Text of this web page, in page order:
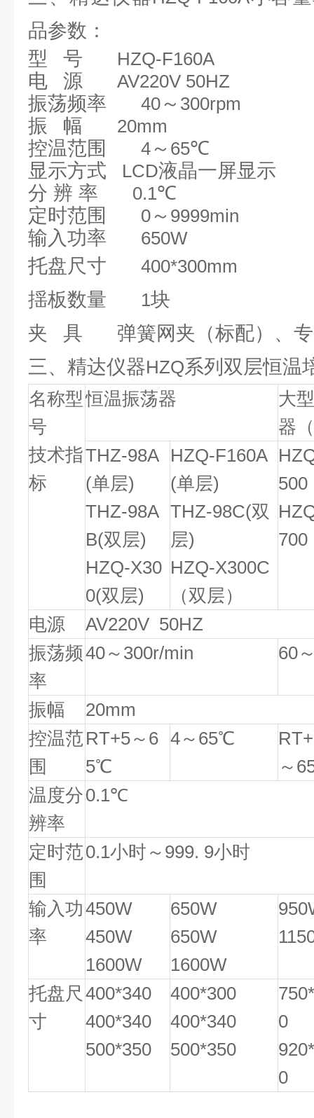
品参数：
型
号 HZQ-F160A
电 源 AV220V 50HZ
振荡频率 40～ 300rpm
振 幅 20mm
控温范围 4～ 65℃
显示方式
LCD液晶一屏显示
分 辨 率
0.1℃
定时范围
0～ 9999min
输入功率 650W
托盘尺寸 400*300mm
揺板数量 1块
夹
具
弹簧网夹（标配）、
三、精达仪器HZQ系列双层恒温
名称型
号
技术指
标
恒温振荡器
大
器
THZ-98A
(单层)
THZ-98A
B(双层)
HZQ-X30
0(双层)
HZQ-F160A
(单层)
THZ-98C(双
层)
HZQ-X300C
（双层）
500
700
电源
AV220V 50HZ
振荡频
率
40～ 300r/min 60
振幅
20mm
控温范
围
RT+5～ 6
5℃
4～ 65℃
～
温度分
辨率
0.1℃
定时范
围
0.1小时～ 999. 9小时
输入功
率
450W
450W
1600W
650W
650W
1600W
托盘尺
寸
400*340
400*340
500*350
400*300
400*340
500*350
0
0